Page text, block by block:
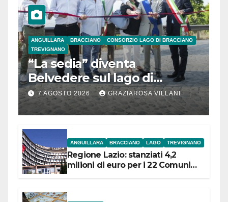
ANGUILLARA BRACCIANO
CONSORZIO LAGO DI BRACCIANO
TREVIGNANO
“La sedia” diventa
Belvedere sul lago di
Bracciano: ieri
l’inaugurazione
7 AGOSTO 2026 GRAZIAROSA VILLANI
ANGUILLARA BRACCIANO LAGO TREVIGNANO
Regione Lazio: stanziati 4,2
milioni di euro per i 22 Comuni